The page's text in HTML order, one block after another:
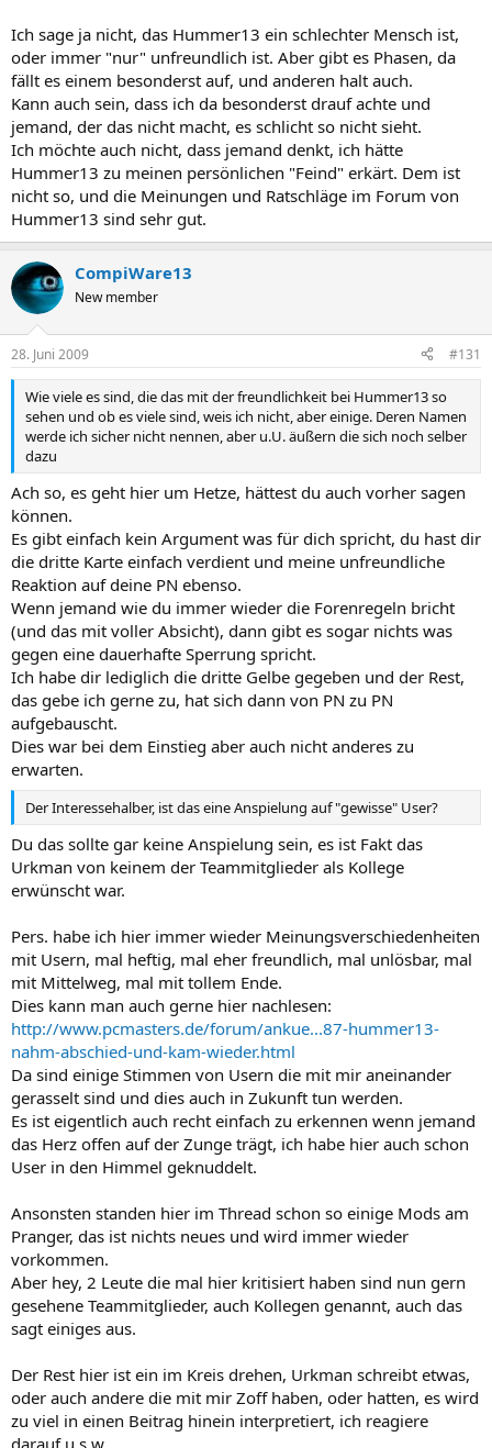
Ich sage ja nicht, das Hummer13 ein schlechter Mensch ist,
oder immer "nur" unfreundlich ist. Aber gibt es Phasen, da
fällt es einem besonderst auf, und anderen halt auch.
Kann auch sein, dass ich da besonderst drauf achte und
jemand, der das nicht macht, es schlicht so nicht sieht.
Ich möchte auch nicht, dass jemand denkt, ich hätte
Hummer13 zu meinen persönlichen "Feind" erkärt. Dem ist
nicht so, und die Meinungen und Ratschläge im Forum von
Hummer13 sind sehr gut.
CompiWare13
New member
28. Juni 2009 #131
Wie viele es sind, die das mit der freundlichkeit bei Hummer13 so
sehen und ob es viele sind, weis ich nicht, aber einige. Deren Namen
werde ich sicher nicht nennen, aber u.U. äußern die sich noch selber
dazu
Ach so, es geht hier um Hetze, hättest du auch vorher sagen
können.
Es gibt einfach kein Argument was für dich spricht, du hast dir
die dritte Karte einfach verdient und meine unfreundliche
Reaktion auf deine PN ebenso.
Wenn jemand wie du immer wieder die Forenregeln bricht
(und das mit voller Absicht), dann gibt es sogar nichts was
gegen eine dauerhafte Sperrung spricht.
Ich habe dir lediglich die dritte Gelbe gegeben und der Rest,
das gebe ich gerne zu, hat sich dann von PN zu PN
aufgebauscht.
Dies war bei dem Einstieg aber auch nicht anderes zu
erwarten.
Der Interessehalber, ist das eine Anspielung auf "gewisse" User?
Du das sollte gar keine Anspielung sein, es ist Fakt das
Urkman von keinem der Teammitglieder als Kollege
erwünscht war.
Pers. habe ich hier immer wieder Meinungsverschiedenheiten
mit Usern, mal heftig, mal eher freundlich, mal unlösbar, mal
mit Mittelweg, mal mit tollem Ende.
Dies kann man auch gerne hier nachlesen:
http://www.pcmasters.de/forum/ankue...87-hummer13-
nahm-abschied-und-kam-wieder.html
Da sind einige Stimmen von Usern die mit mir aneinander
gerasselt sind und dies auch in Zukunft tun werden.
Es ist eigentlich auch recht einfach zu erkennen wenn jemand
das Herz offen auf der Zunge trägt, ich habe hier auch schon
User in den Himmel geknuddelt.
Ansonsten standen hier im Thread schon so einige Mods am
Pranger, das ist nichts neues und wird immer wieder
vorkommen.
Aber hey, 2 Leute die mal hier kritisiert haben sind nun gern
gesehene Teammitglieder, auch Kollegen genannt, auch das
sagt einiges aus.
Der Rest hier ist ein im Kreis drehen, Urkman schreibt etwas,
oder auch andere die mit mir Zoff haben, oder hatten, es wird
zu viel in einen Beitrag hinein interpretiert, ich reagiere
darauf u.s.w.